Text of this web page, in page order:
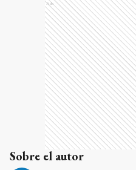
Ads
Sobre el autor